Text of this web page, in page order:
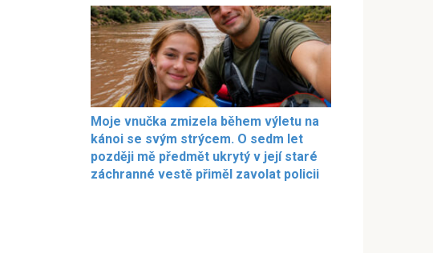
Moje vnučka zmizela během výletu na
kánoi se svým strýcem. O sedm let
později mě předmět ukrytý v její staré
záchranné vestě přiměl zavolat policii